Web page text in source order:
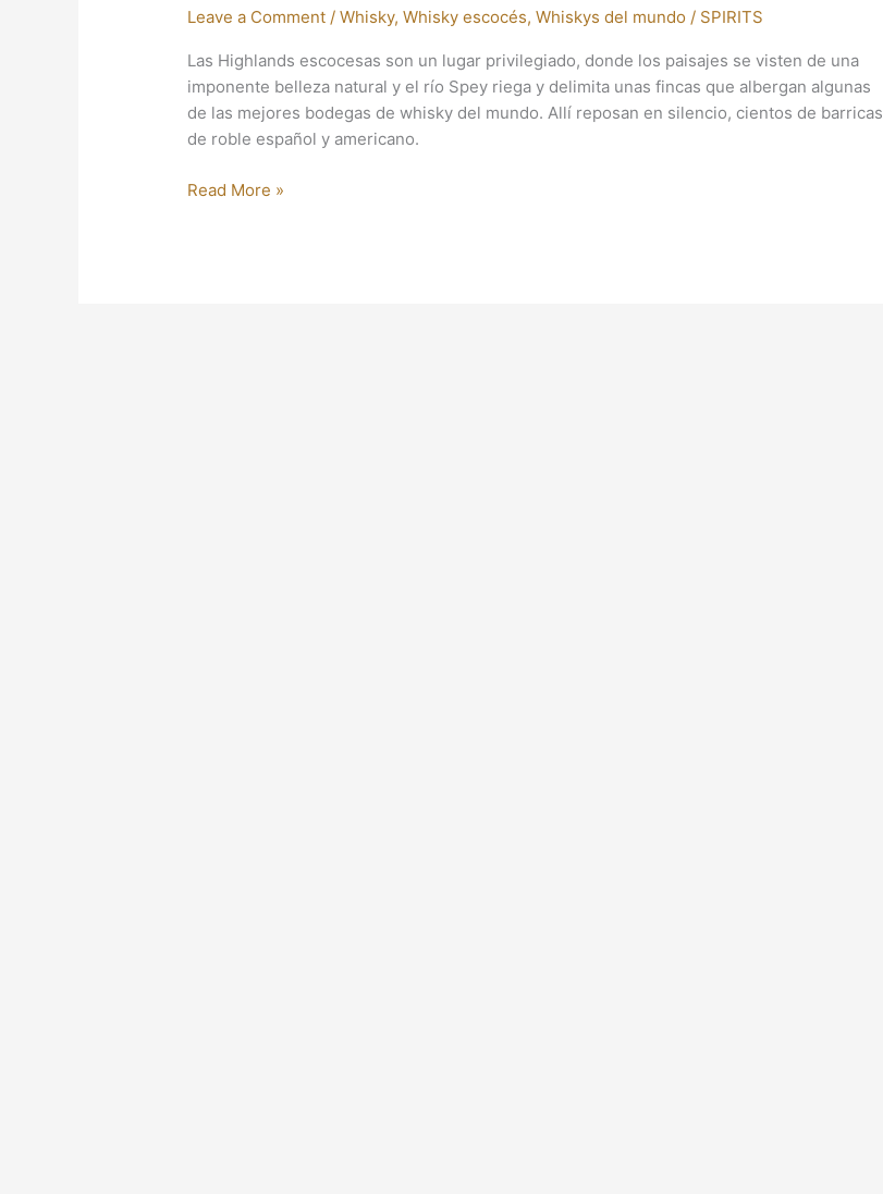
Leave a Comment /Whisky,Whisky escocés,Whiskys del mundo / SPIRITS
Las Highlands escocesas son un lugar privilegiado, donde los paisajes se visten de una
imponente belleza natural y el río Spey riega y delimita unas fincas que albergan algunas
de las mejores bodegas de whisky del mundo. Allí reposan en silencio, cientos de barricas
de roble español y americano.
Read More »